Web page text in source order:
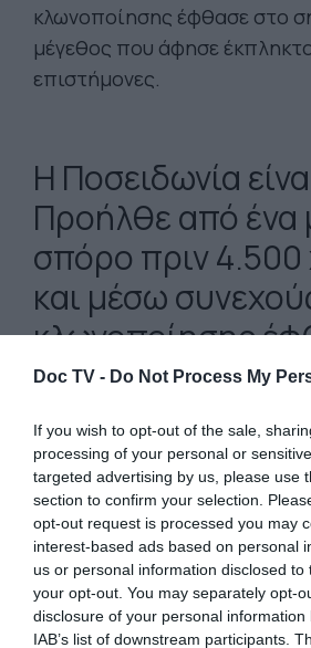
Doc TV - Do Not Process My
If you wish to opt-out of the sale,
processing of your personal or
targeted advertising by us, please use
section to confirm your selection.
opt-out request is processed you may
interest-based ads based on personal
us or personal information disclosed
your opt-out. You may separately opt-
disclosure of your personal
IAB’s list of downstream participants.
κλωνοποίησης έφθασε στο
μέγεθος που άφησε
επιστήμονες.
Η Ποσειδωνία
Προήλθε από ένα
σπόρο πριν 4.500
και μέσω
κλωνοποίησης
σημερινό
Οι ερευνητές, με επικεφαλής
Εντζλόου του
Αυστραλίας, που έκαναν τη
δημοσίευση στο περιοδικό